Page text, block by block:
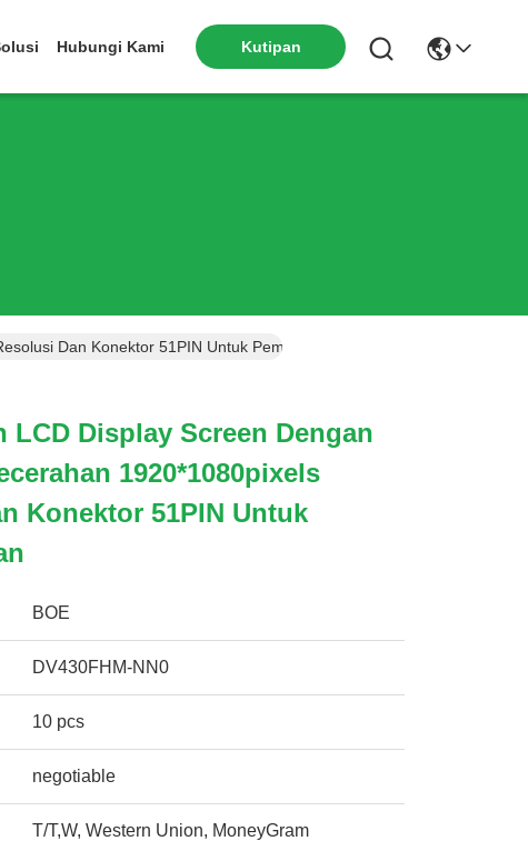
Hubungi Kami Kutipan
Dan Konektor 51PIN Untuk Pemutar Iklan
LCD Display Screen Dengan
1920*1080pixels
Konektor 51PIN Untuk
BOE
DV430FHM-NN0
10 pcs
negotiable
T/T,W, Western Union, MoneyGram